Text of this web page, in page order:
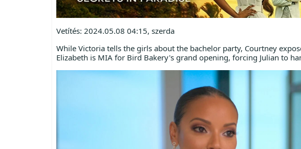
Vetítés: 2024.05.08 04:15, szerda
While Victoria tells the girls about the bachelor party, Courtney
Elizabeth is MIA for Bird Bakery's grand opening, forcing Julian to